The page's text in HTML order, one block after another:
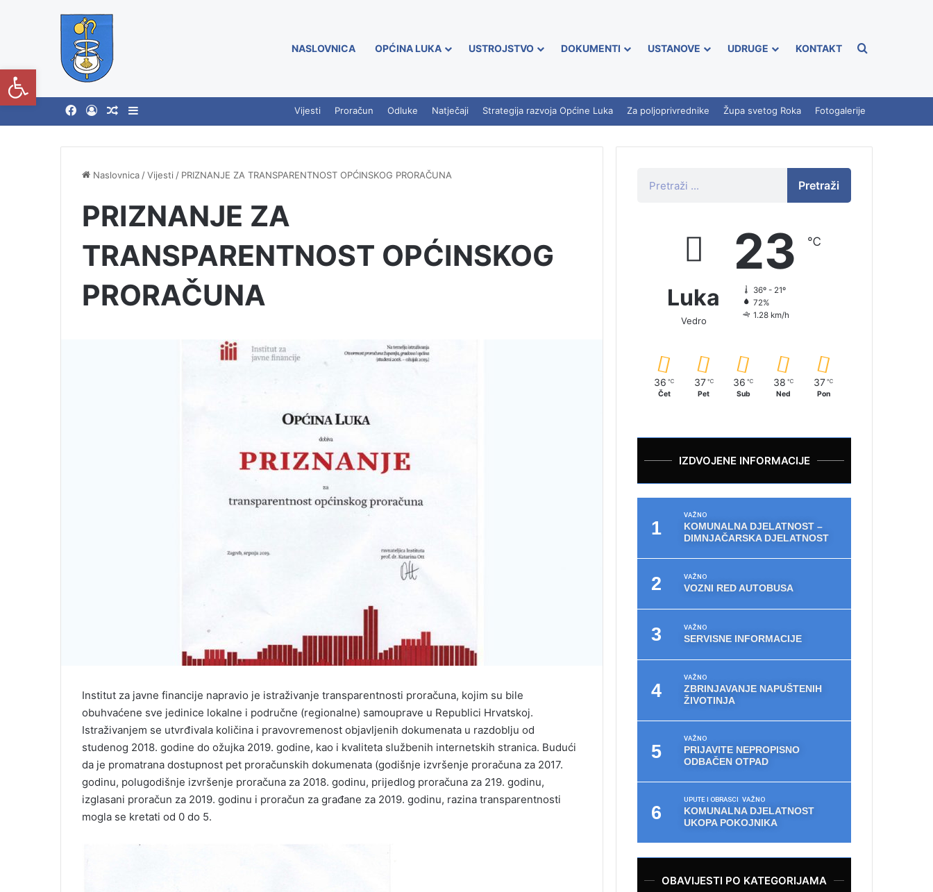
NASLOVNICA OPĆINA LUKA USTROJSTVO DOKUMENTI USTANOVE UDRUGE KONTAKT
Vijesti Proračun Odluke Natječaji Strategija razvoja Općine Luka Za poljoprivrednike Župa svetog Roka Fotogalerije
Naslovnica /Vijesti / PRIZNANJE ZA TRANSPARENTNOST OPĆINSKOG PRORAČUNA
PRIZNANJE ZA
TRANSPARENTNOST OPĆINSKOG
PRORAČUNA
Institut za javne financije napravio je istraživanje transparentnosti proračuna, kojim su bile
obuhvaćene sve jedinice lokalne i područne (regionalne) samouprave u Republici Hrvatskoj.
Istraživanjem se utvrđivala količina i pravovremenost objavljenih dokumenata u razdoblju od
studenog 2018. godine do ožujka 2019. godine, kao i kvaliteta službenih internetskih stranica. Budući
da je promatrana dostupnost pet proračunskih dokumenata (godišnje izvršenje proračuna za 2017.
godinu, polugodišnje izvršenje proračuna za 2018. godinu, prijedlog proračuna za 219. godinu,
izglasani proračun za 2019. godinu i proračun za građane za 2019. godinu, razina transparentnosti
mogla se kretati od 0 do 5.
Pretraži
Luka
Vedro
23 ℃
36º - 21º
72%
1.28 km/h
36 ℃
Čet
37 ℃
Pet
36 ℃
Sub
38 ℃
Ned
37 ℃
Pon
IZDVOJENE INFORMACIJE
VAŽNO
KOMUNALNA DJELATNOST –
DIMNJAČARSKA DJELATNOST
VAŽNO
VOZNI RED AUTOBUSA
VAŽNO
SERVISNE INFORMACIJE
VAŽNO
ZBRINJAVANJE NAPUŠTENIH
ŽIVOTINJA
VAŽNO
PRIJAVITE NEPROPISNO
ODBAČEN OTPAD
UPUTE I OBRASCI VAŽNO
KOMUNALNA DJELATNOST
UKOPA POKOJNIKA
OBAVIJESTI PO KATEGORIJAMA
Open toolbar